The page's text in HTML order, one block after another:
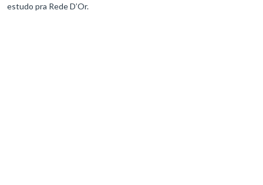
estudo pra Rede D’Or.